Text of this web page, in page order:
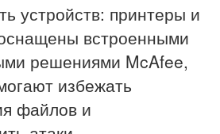
устройств: принтеры и
встроенными
решениями McAfee,
избежать
файлов и